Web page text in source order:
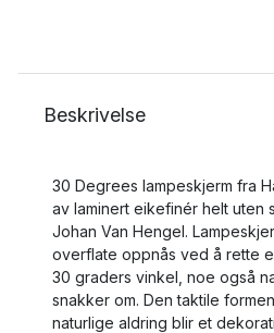
Beskrivelse
30 Degrees lampeskjerm fra
av laminert eikefinér helt uten
Johan Van Hengel.
overflate oppnås ved å rette
30 graders vinkel, noe også
snakker om. Den taktile
naturlige aldring blir et